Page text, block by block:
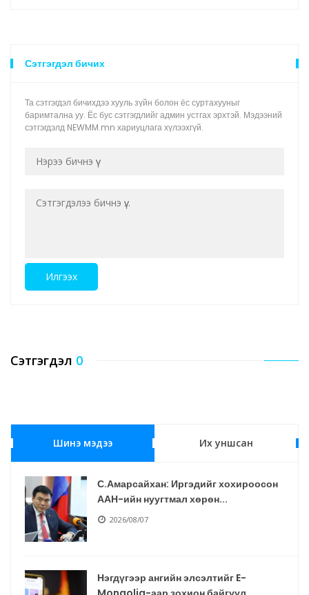
Сэтгэгдэл бичих
Та сэтгэгдэл бичихдээ хууль зүйн болон ёс суртахууныг
баримтална уу. Ёс бус сэтгэгдлийг админ устгах эрхтэй. Мэдээний
сэтгэгдэлд NEWMM.mn хариуцлага хүлээхгүй.
Илгээх
Сэтгэгдэл 0
Шинэ мэдээ Их уншсан
С.Амарсайхан: Иргэдийг хохироосон
ААН-ийн нуугтмал хөрөн...
2026/08/07
Нэгдүгээр ангийн элсэлтийг E-